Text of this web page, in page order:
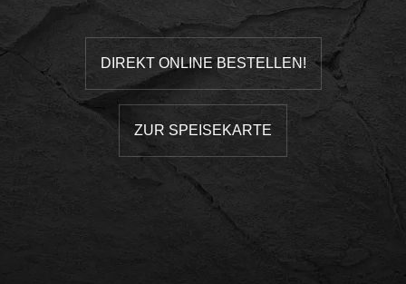
DIREKT ONLINE BESTELLEN!
ZUR SPEISEKARTE